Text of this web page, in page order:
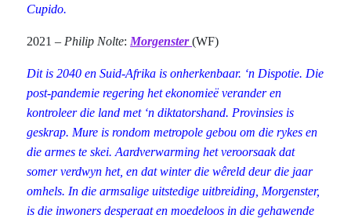
Cupido.
2021 – Philip Nolte: Morgenster (WF)
Dit is 2040 en Suid-Afrika is onherkenbaar. ‘n Dispotie. Die
post-pandemie regering het ekonomieë verander en
kontroleer die land met ‘n diktatorshand. Provinsies is
geskrap. Mure is rondom metropole gebou om die rykes en
die armes te skei. Aardverwarming het veroorsaak dat
somer verdwyn het, en dat winter die wêreld deur die jaar
omhels. In die armsalige uitstedige uitbreiding, Morgenster,
is die inwoners desperaat en moedeloos in die gehawende